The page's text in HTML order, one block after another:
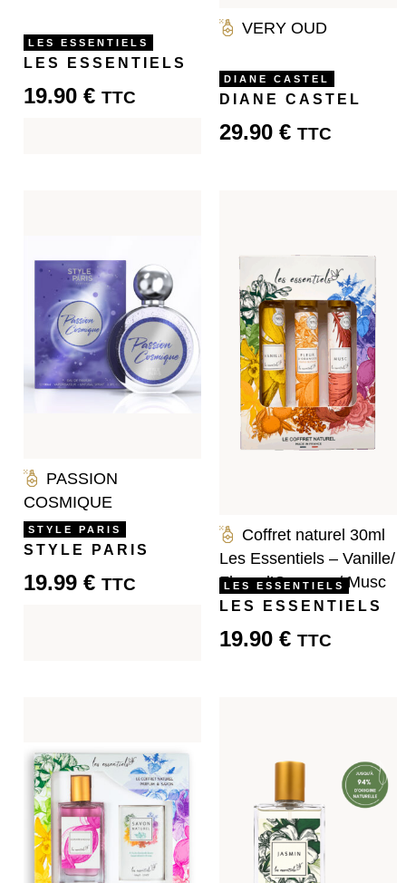
LES ESSENTIELS
LES ESSENTIELS
19.90 € TTC
VERY OUD
DIANE CASTEL
DIANE CASTEL
29.90 € TTC
PASSION
COSMIQUE
STYLE PARIS
STYLE PARIS
19.99 € TTC
Coffret naturel 30ml
Les Essentiels – Vanille/
Fleur d’Oranger / Musc
LES ESSENTIELS
LES ESSENTIELS
19.90 € TTC